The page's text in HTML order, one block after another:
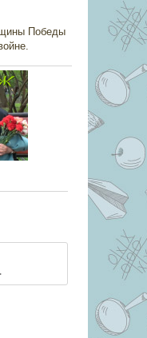
Победы